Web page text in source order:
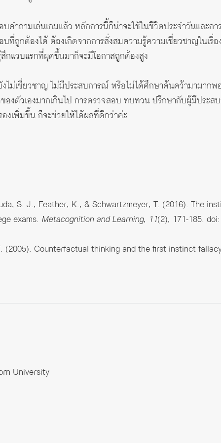
ำถามเล่นเกมแล้ว หลักการนี้ก็น่าจะใช้ในชีวิตประจำวันและกา
ถูกต้องได้ ต้องเกิดจากการสั่งสมความรู้ความเชี่ยวชาญในเรื่
แวบแรกที่ผุดขึ้นมาก็จะมีโอกาสถูกต้องสูง
งไม่เชี่ยวชาญ ไม่มีประสบการณ์ หรือไม่ได้ศึกษาค้นคว้ามามา
งตัวเองมากเกินไป การตรวจสอบ ทบทวน ปรึกษากับผู้มีประ
งเพิ่มขึ้น ก็จะช่วยให้ได้ผลที่ดีกว่าค่ะ
S. J., Feather, K., & Schwartzmeyer, T. (2016). The
exams. Metacognition and Learning, 11(2), 171-185.
(2005). Counterfactual thinking and the first instinct
University